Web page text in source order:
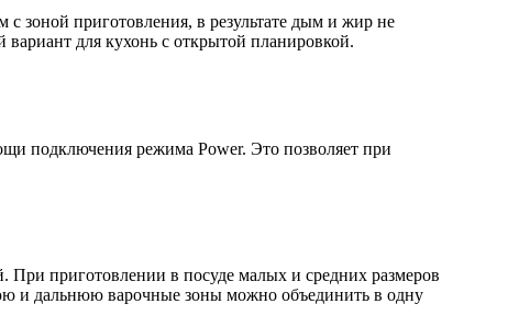
зоной приготовления, в результате дым и жир не
для кухонь с открытой планировкой.
подключения режима Power. Это позволяет при
При приготовлении в посуде малых и средних размеров
и дальнюю варочные зоны можно объединить в одну